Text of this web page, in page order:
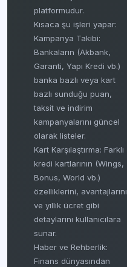
platformudur.
Kısaca şu işleri yapar:
Kampanya Takibi:
Bankaların (Akbank,
Garanti, Yapı Kredi vb.)
banka bazlı veya kart
bazlı sunduğu puan,
taksit ve indirim
kampanyalarını güncel
olarak listeler.
Kart Karşılaştırma: Farklı
kredi kartlarının (Wings,
Bonus, World vb.)
özelliklerini, avantajlarını
ve yıllık ücret gibi
detaylarını kullanıcılara
sunar.
Haber ve Rehberlik:
Finans dünyasından